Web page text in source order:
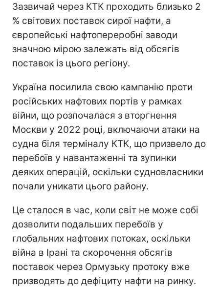
Зазвичай через КТК проходить близько 2
% світових поставок сирої нафти, а
європейські нафтопереробні заводи
значною мірою залежать від обсягів
поставок із цього регіону.
Україна посилила свою кампанію проти
російських нафтових портів у рамках
війни, що розпочалася з вторгнення
Москви у 2022 році, включаючи атаки на
судна біля терміналу КТК, що призвело до
перебоїв у навантаженні та зупинки
деяких операцій, оскільки судновласники
почали уникати цього району.
Це сталося в час, коли світ не може собі
дозволити подальших перебоїв у
глобальних нафтових потоках, оскільки
війна в Ірані та скорочення обсягів
поставок через Ормузьку протоку вже
призводять до дефіциту нафти на ринку.